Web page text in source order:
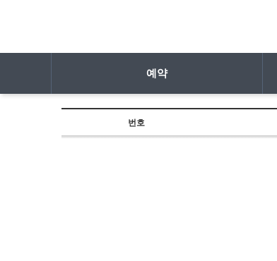
예약
번호